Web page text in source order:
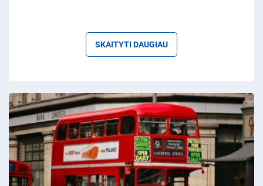
SKAITYTI DAUGIAU